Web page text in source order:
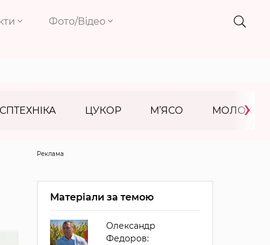
Фото/Відео
ЦУКОР М’ЯСО МОЛОКО
›
Реклама
Матеріали за темою
Олександр
Федоров: